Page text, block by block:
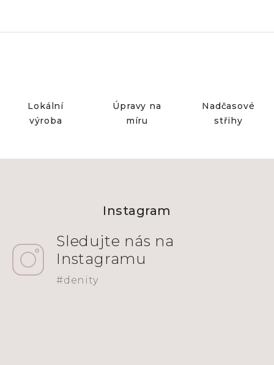
Lokální
výroba
Úpravy na
míru
Nadčasové
střihy
Instagram